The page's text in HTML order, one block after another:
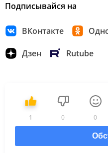
Подписывайся на
ВКонтакте
Дзен Rutube
1 0 0